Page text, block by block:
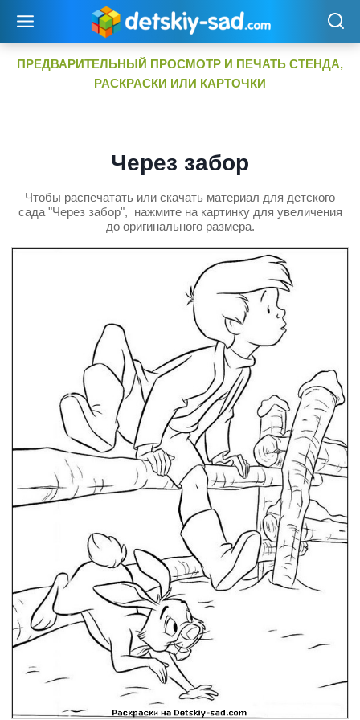
содержимому
ПРЕДВАРИТЕЛЬНЫЙ ПРОСМОТР И ПЕЧАТЬ СТЕНДА,
РАСКРАСКИ ИЛИ КАРТОЧКИ
Через забор
Чтобы распечатать или скачать материал для детского
сада "Через забор", нажмите на картинку для увеличения
до оригинального размера.